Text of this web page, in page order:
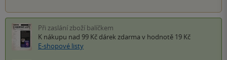
Při zaslání zboží balíčkem
K nákupu nad 99 Kč dárek zdarma v hodnotě 19 Kč
E-shopové listy